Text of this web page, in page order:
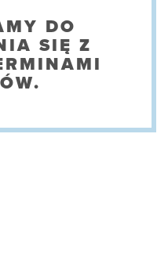
DO
SIĘ Z